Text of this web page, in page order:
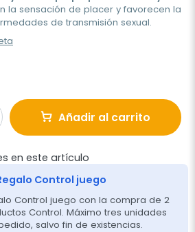
la sensación de placer y favorecen la
de transmisión sexual.
Añadir al carrito
en este artículo
Control juego
Control juego con la compra de 2
Control. Máximo tres unidades
salvo fin de existencias.